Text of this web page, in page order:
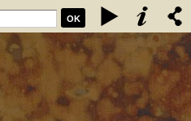
OK
Bas, précedée du rapport
chargée de sa révision. Nouvelle
d'une table des matières. -